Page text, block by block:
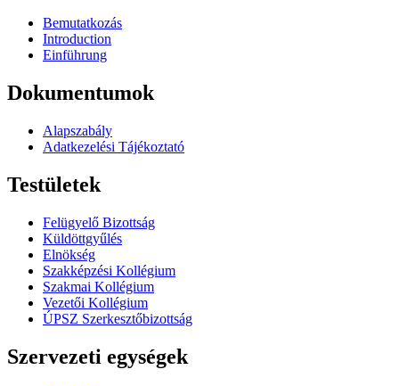
Bemutatkozás
Introduction
Einführung
Dokumentumok
Alapszabály
Adatkezelési Tájékoztató
Testületek
Felügyelő Bizottság
Küldöttgyűlés
Elnökség
Szakképzési Kollégium
Szakmai Kollégium
Vezetői Kollégium
ÚPSZ Szerkesztőbizottság
Szervezeti egységek